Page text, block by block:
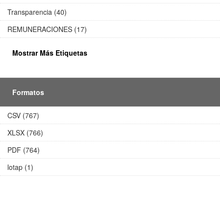
Transparencia (40)
REMUNERACIONES (17)
Mostrar Más Etiquetas
Formatos
CSV (767)
XLSX (766)
PDF (764)
lotap (1)